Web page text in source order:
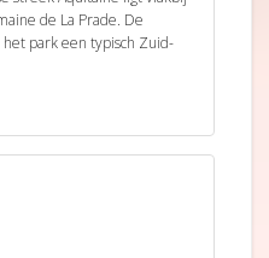
de La Prade. De
park een typisch Zuid-